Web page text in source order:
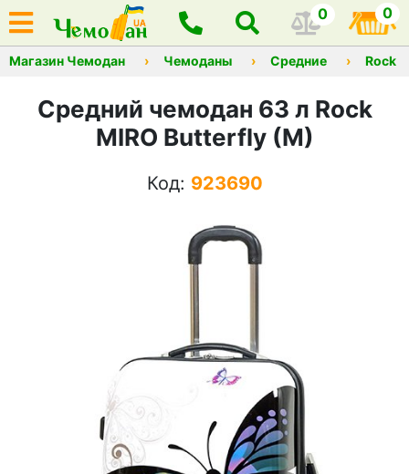
0 0
Магазин Чемодан Чемоданы Средние Rock
Средний чемодан 63 л Rock
MIRO Butterfly (M)
Код: 923690